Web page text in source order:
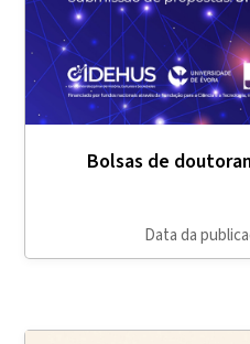
Bolsas de
Data da